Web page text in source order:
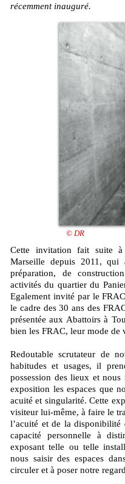
récemment inauguré.
© DR
Cette invitation fait suite à plusieurs visites d’Eric Hattan à
Marseille depuis 2011, qui
préparation, de
activités du quartier du
Egalement invité par le
le cadre des 30 ans des
présentée aux Abattoirs à
bien les FRAC, leur mode de
Redoutable scrutateur de
habitudes et usages, il
possession des lieux et
exposition les espaces que
acuité et singularité. Cette
visiteur lui-même, à faire le
l’acuité et de la disponibilité
capacité personnelle à
exposant telle ou telle
nous saisir des espaces
circuler et à poser notre